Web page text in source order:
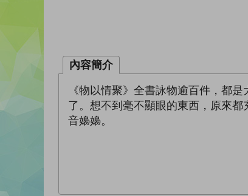
內容簡介
《物以情聚》全書詠物逾百件，都
了。想不到毫不顯眼的東西，原來
音嬝嬝。